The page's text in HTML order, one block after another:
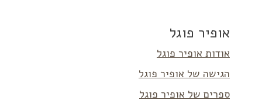
אופיר פוגל
אודות אופיר פוגל
הגישה של אופיר פוגל
ספרים של אופיר פוגל